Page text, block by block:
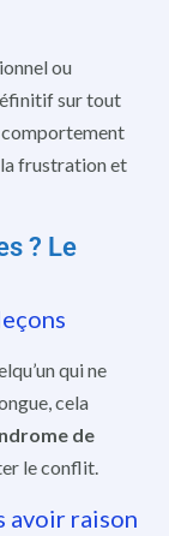
ou
sur tout
comportement
la frustration et
? Le
qui ne
cela
de
le conflit.
avoir raison